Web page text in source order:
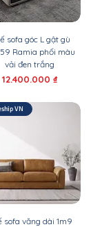
sofa góc L gật gù
Ramia phối màu
vải đen trắng
Giá
12.400.000 ₫
VN
sofa văng dài 1m9